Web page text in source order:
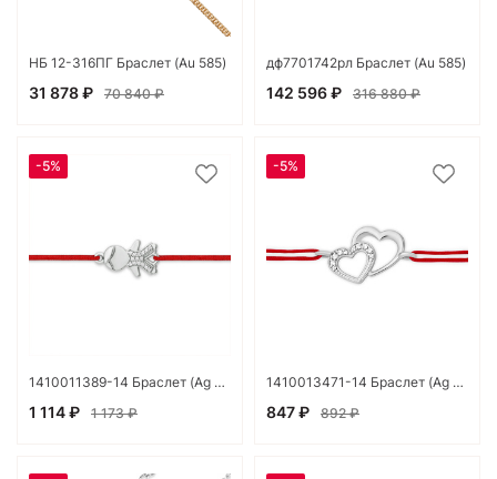
НБ 12-316ПГ Браслет (Au 585)
31 878 ₽ 70 840 ₽
дф7701742рл Браслет (Au 585)
142 596 ₽ 316 880 ₽
-5%
1410011389-14 Браслет (Ag 925)
1 114 ₽ 1 173 ₽
-5%
1410013471-14 Браслет (Ag 925)
847 ₽ 892 ₽